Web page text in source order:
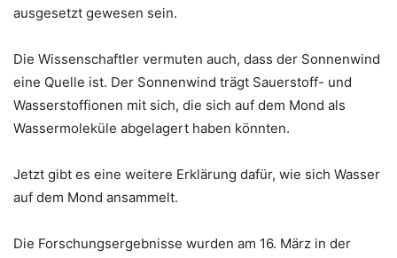
ausgesetzt gewesen sein.
Die Wissenschaftler vermuten auch, dass der Sonnenwind
eine Quelle ist. Der Sonnenwind trägt Sauerstoff- und
Wasserstoffionen mit sich, die sich auf dem Mond als
Wassermoleküle abgelagert haben könnten.
Jetzt gibt es eine weitere Erklärung dafür, wie sich Wasser
auf dem Mond ansammelt.
Die Forschungsergebnisse wurden am 16. März in der